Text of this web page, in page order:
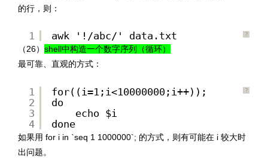
的行，则：
?
1 awk '!/abc/' data.txt
（26） shell中构造一个数字序列（循环）
最可靠、直观的方式：
?
1
2
3
4
for((i=1;i<10000000;i++));
do
echo $i
done
如果用 for i in `seq 1 1000000`; 的方式，则有可能在 i 较大时
出问题。